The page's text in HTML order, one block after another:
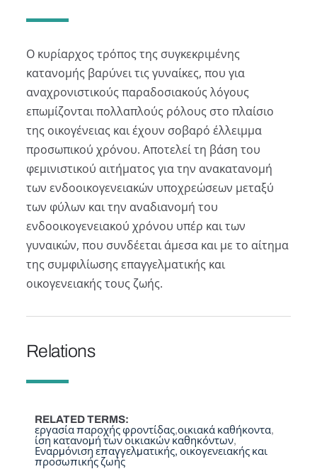
Ο κυρίαρχος τρόπος της συγκεκριμένης
κατανομής βαρύνει τις γυναίκες, που για
αναχρονιστικούς παραδοσιακούς λόγους
επωμίζονται πολλαπλούς ρόλους στο πλαίσιο
της οικογένειας και έχουν σοβαρό έλλειμμα
προσωπικού χρόνου. Αποτελεί τη βάση του
φεμινιστικού αιτήματος για την ανακατανομή
των ενδοοικογενειακών υποχρεώσεων μεταξύ
των φύλων και την αναδιανομή του
ενδοοικογενειακού χρόνου υπέρ και των
γυναικών, που συνδέεται άμεσα και με το αίτημα
της συμφιλίωσης επαγγελματικής και
οικογενειακής τους ζωής.
Relations
RELATED TERMS
εργασία παροχής φροντίδας οικιακά καθήκοντα
ίση κατανομή των οικιακών καθηκόντων
Εναρμόνιση επαγγελματικής, οικογενειακής και
προσωπικής ζωής